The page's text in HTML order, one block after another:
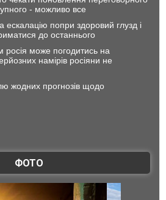
- можливо все
ескалацію попри здоровий глузд і
до останнього
може погодитись на
намірів росіяни не
жодних прогнозів щодо
ФОТО